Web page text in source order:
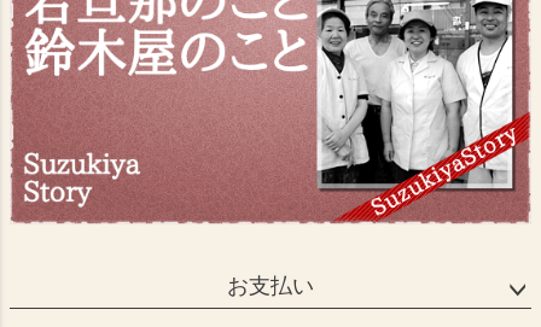
お支払い